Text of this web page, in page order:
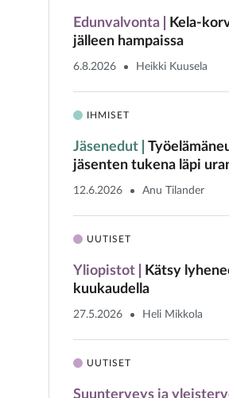
Edunvalvonta
Kela-
jälleen hampaissa
6.8.2026 Heikki Kuusela
IHMISET
Jäsenedut
jäsenten tukena läpi
12.6.2026 Anu Tilander
UUTISET
Yliopistot
Kätsy
kuukaudella
27.5.2026 Heli Mikkola
UUTISET
Suunterveys ja